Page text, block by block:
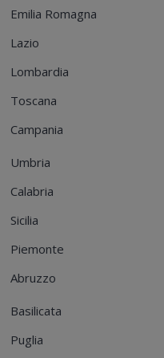
Emilia Romagna
Lazio
Lombardia
Toscana
Campania
Umbria
Calabria
Sicilia
Piemonte
Abruzzo
Basilicata
Puglia